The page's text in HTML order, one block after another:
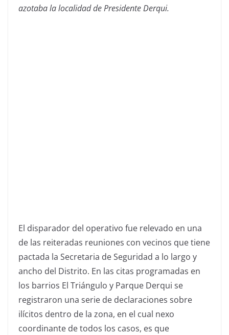
azotaba la localidad de Presidente Derqui.
El disparador del operativo fue relevado en una
de las reiteradas reuniones con vecinos que tiene
pactada la Secretaria de Seguridad a lo largo y
ancho del Distrito. En las citas programadas en
los barrios El Triángulo y Parque Derqui se
registraron una serie de declaraciones sobre
ilícitos dentro de la zona, en el cual nexo
coordinante de todos los casos, es que